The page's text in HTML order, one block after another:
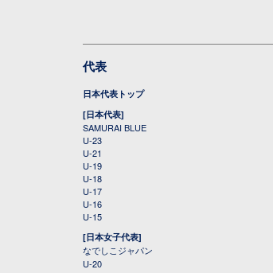
代表
日本代表トップ
[日本代表]
SAMURAI BLUE
U-23
U-21
U-19
U-18
U-17
U-16
U-15
[日本女子代表]
なでしこジャパン
U-20